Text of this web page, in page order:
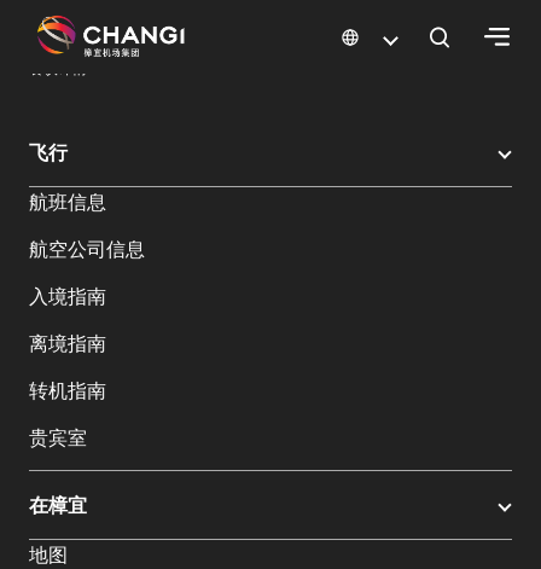
所
樟
宜
网
站:
选
择
言:
樟宜机场 樟宜机场餐饮与购物
餐饮指南：餐厅和美食 | 樟宜机场
飞行
航班信息
航空公司信息
入境指南
离境指南
转机指南
贵宾室
在樟宜
地图